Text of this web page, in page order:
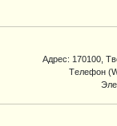
Адрес: 170100,
Tелефон